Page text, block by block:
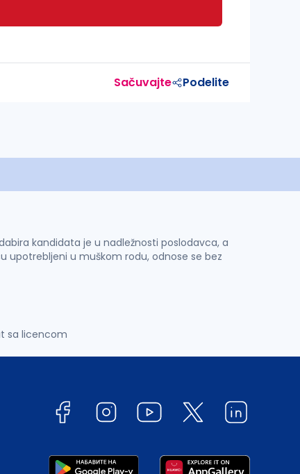
Sačuvajte Podelite
kandidata je u nadležnosti poslodavca, a
upotrebljeni u muškom rodu, odnose se bez
sa licencom